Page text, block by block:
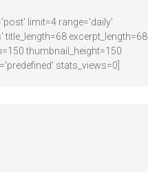
limit=4 range='daily'
title_length=68 excerpt_length=68
thumbnail_height=150
stats_views=0]